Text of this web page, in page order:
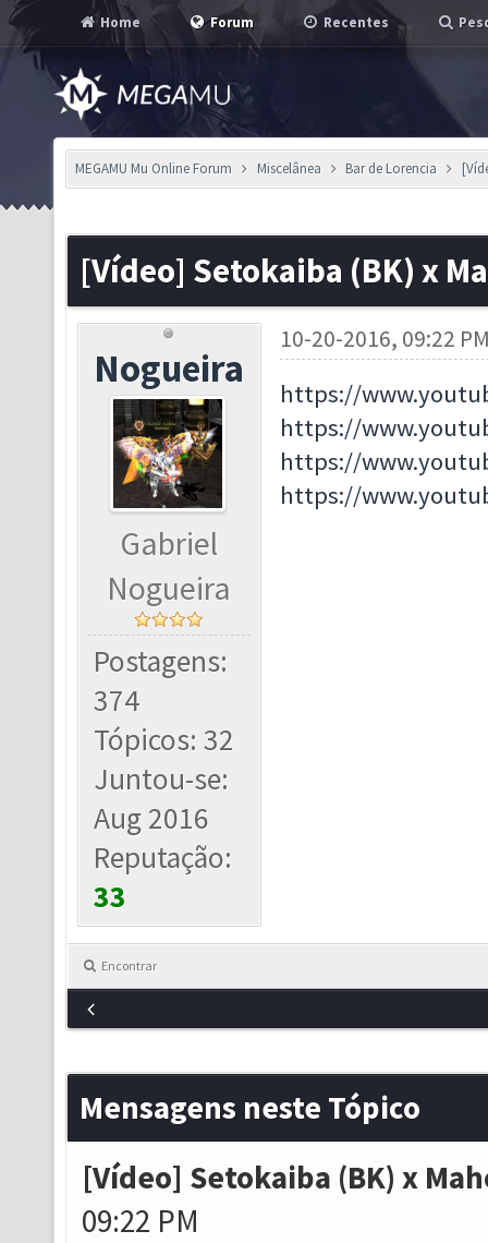
Home Forum Recentes
MEGAMU Mu Online Forum Miscelânea Bar de Lorencia
[Vídeo] Setokaiba (BK) x
Nogueira
Gabriel
Nogueira
Postagens:
374
Tópicos: 32
Juntou-se:
Aug 2016
Reputação:
33
10-20-2016, 09:22
https://
https://
https://
https://
Encontrar
Mensagens neste Tópico
[Vídeo] Setokaiba (BK) x
09:22 PM